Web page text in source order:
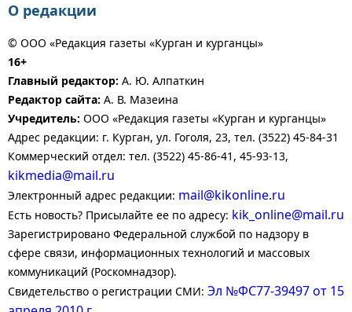
О редакции
© ООО «Редакция газеты «Курган и курганцы»
16+
Главный редактор: А. Ю. Алпаткин
Редактор сайта: А. В. Мазеина
Учредитель: ООО «Редакция газеты «Курган и курганцы»
Адрес редакции: г. Курган, ул. Гоголя, 23, тел. (3522) 45-84-31
Коммерческий отдел: тел. (3522) 45-86-41, 45-93-13,
kikmedia@mail.ru
Электронный адрес редакции: mail@kikonline.ru
Есть новость? Присылайте ее по адресу: kik_online@mail.ru
Зарегистрировано Федеральной службой по надзору в
сфере связи, информационных технологий и массовых
коммуникаций (Роскомнадзор).
Свидетельство о регистрации СМИ: Эл №ФС77-39497 от 15